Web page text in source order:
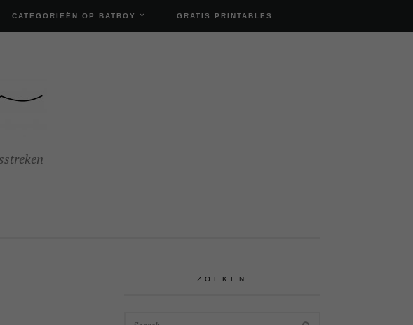
CATEGORIEËN OP BATBOY GRATIS PRINTABLES
ZOEKEN